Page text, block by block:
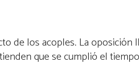
de los acoples. La oposición
que se cumplió el